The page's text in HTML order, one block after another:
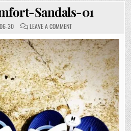
Sandals-01
30 LEAVE A COMMENTON
UNIQLO-
COMFORT-
SANDALS-
01